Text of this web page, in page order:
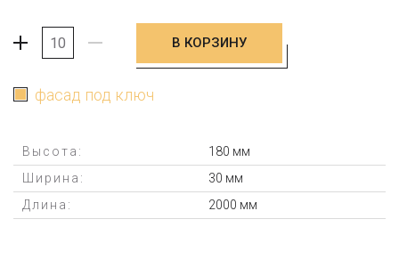
-
+ В КОРЗИНУ
фасад под ключ
Высота:
180 мм
Ширина:
30 мм
Длина:
2000 мм